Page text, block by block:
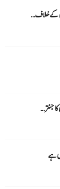
کے خلاف…
جنتر…
ہے